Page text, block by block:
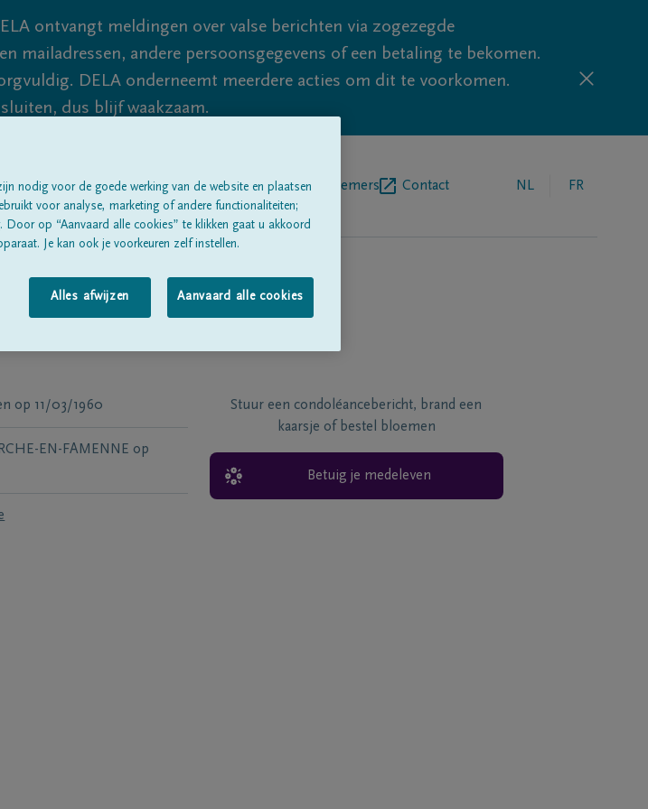
ontvangt meldingen over valse berichten via zogezegde
mailadressen, andere persoonsgegevens of een betaling te bekomen.
DELA onderneemt meerdere acties om dit te voorkomen.
dus blijf waakzaam.
Alle rouwberichtenOver onsBegrafenisondernemers Contact NL FR
op 11/03/1960
EN-FAMENNE op
Stuur een condoléancebericht, brand een
kaarsje of bestel bloemen
Betuig je medeleven
nodig voor de goede werking van de website en plaatsen
voor analyse, marketing of andere functionaliteiten;
op “Aanvaard alle cookies” te klikken gaat u akkoord
Je kan ook je voorkeuren zelf instellen.
Alles afwijzen Aanvaard alle cookies